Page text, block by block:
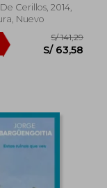
Cerillos, 2014,
Nuevo